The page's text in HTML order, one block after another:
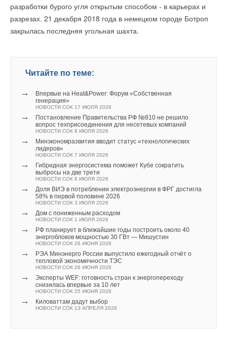
разработки бурого угля открытым способом - в карьерах и
разрезах. 21 декабря 2018 года в немецком городе Ботроп
закрылась последняя угольная шахта.
Читайте по теме:
→
Впервые на Heat&Power: Форум «Собственная
генерация»
НОВОСТИ СОК 17 ИЮЛЯ 2026
→
Постановление Правительства РФ №810 не решило
вопрос техприсоединения для несетевых компаний
НОВОСТИ СОК 8 ИЮЛЯ 2026
→
Минэкономразвития вводит статус «технологических
лидеров»
НОВОСТИ СОК 7 ИЮЛЯ 2026
→
Гибридная энергосистема поможет Кубе сократить
выбросы на две трети
НОВОСТИ СОК 6 ИЮЛЯ 2026
→
Доля ВИЭ в потреблении электроэнергии в ФРГ достигла
58% в первой половине 2026
НОВОСТИ СОК 3 ИЮЛЯ 2026
→ Дом с пониженным расходом
НОВОСТИ СОК 1 ИЮЛЯ 2026
→
РФ планирует в ближайшие годы построить около 40
энергоблоков мощностью 30 ГВт — Мишустин
НОВОСТИ СОК 26 ИЮНЯ 2026
→
РЭА Минэнерго России выпустило ежегодный отчёт о
тепловой экономичности ТЭС
НОВОСТИ СОК 26 ИЮНЯ 2026
→
Эксперты WEF: готовность стран к энергопереходу
снизилась впервые за 10 лет
НОВОСТИ СОК 25 ИЮНЯ 2026
→ Киловаттам дадут выбор
НОВОСТИ СОК 13 АПРЕЛЯ 2026
Новинка — приточная вентиляционная установка ZILON
ZPW-N 2000 INT EC
→ Новый официальный сайт бренда FUNAI
НОВОСТИ СОК 13 МАЯ 2026
Видео-интервью и репортажи с выставок Aquaflame и
AIRVent
НОВОСТИ СОК 4 МАРТА 2026
Чиллеры Hisense: опыт и инновации
ЖУРНАЛ СОК ОКТЯБРЬ 2025
Кондиционеры FUNAI теперь работают в системе Умный
дом
НОВОСТИ СОК 11 ИЮЛЯ 2025
Завод Hisense включён в список Lighthouse factory
НОВОСТИ СОК 27 НОЯБРЯ 2024
→ Награда «БРИЗ — Климатические системы»
НОВОСТИ СОК 17 ОКТЯБРЯ 2024
Охлаждение ЦОДов: новинки на Форуме ЦОД
НОВОСТИ СОК 24 СЕНТЯБРЯ 2024
Видеообзор кондиционера BUSHIDO Inverter
НОВОСТИ СОК 16 АВГУСТА 2023
Рефнеты с теплоизоляцией для VRF-систем
НОВОСТИ СОК 16 АВГУСТА 2023
Читайте по теме:
ZPW-N 2000 INT EC
НОВОСТИ СОК 6 АВГУСТА 2026
НОВОСТИ СОК 13 МАЯ 2026
Видео-интервью и репортажи с выставок Aquaflame и
НОВОСТИ СОК 4 МАРТА 2026
Чиллеры Hisense: опыт и инновации
→
Кондиционеры FUNAI теперь работают в системе Умный
НОВОСТИ СОК 11 ИЮЛЯ 2025
Завод Hisense включён в список Lighthouse factory
→ Награда «БРИЗ — Климатические системы»
НОВОСТИ СОК 17 ОКТЯБРЯ 2024
→ Охлаждение ЦОДов: новинки на Форуме ЦОД
НОВОСТИ СОК 24 СЕНТЯБРЯ 2024
Видеообзор кондиционера BUSHIDO Inverter
НОВОСТИ СОК 16 АВГУСТА 2023
Рефнеты с теплоизоляцией для VRF-систем